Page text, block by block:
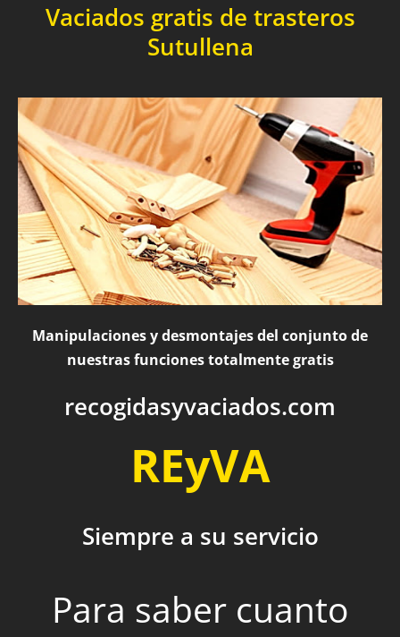
Vaciados gratis de trasteros
Sutullena
Manipulaciones y desmontajes del conjunto de
nuestras funciones totalmente gratis
recogidasyvaciados.com
REyVA
Siempre a su servicio
Para saber cuanto